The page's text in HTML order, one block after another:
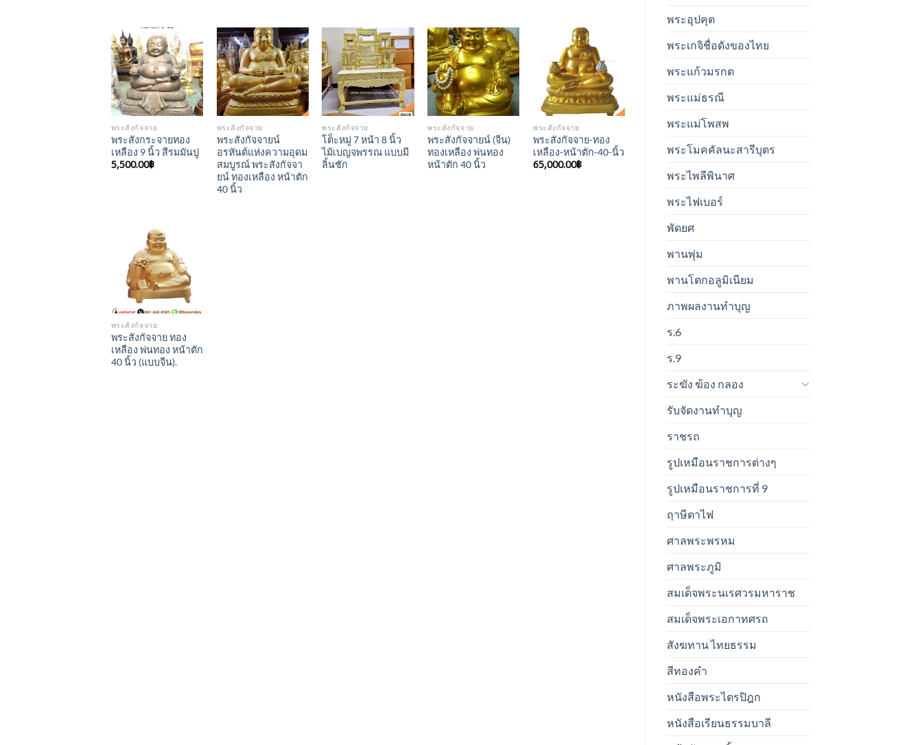
พระอุปคุต
พระเกจิชื่อดังของไทย
พระแก้วมรกต
พระแม่ธรณี
พระแม่โพสพ
พระโมคคัลนะสารีบุตร
พระไพลีพินาศ
พระไฟเบอร์
พัดยศ
พานพุ่ม
พานโตกอลูมิเนียม
ภาพผลงานทำบุญ
ร.6
ร.9
ระฆัง ฆ้อง กลอง
รับจัดงานทำบุญ
ราชรถ
รูปเหมือนราชการต่างๆ
รูปเหมือนราชการที่ 9
ฤาษีตาไฟ
ศาลพระพรหม
ศาลพระภูมิ
สมเด็จพระนเรศวรมหาราช
สมเด็จพระเอกาทศรถ
สังฆทาน ไทยธรรม
สีทองคำ
หนังสือพระไตรปิฎก
หนังสือเรียนธรรมบาลี
Add to
Wishlist
พระสังกัจจาย
พระสังกระจายทอง
เหลือง 9 นิ้ว สีรมมันปู
5,500.00฿
Add to
Wishlist
พระสังกัจจาย
พระสังกัจจายน์
อรหันต์แห่งความอุดม
สมบูรณ์ พระสังกัจจา
ยน์ ทองเหลือง หน้าตัก
40 นิ้ว
Add to
Wishlist
พระสังกัจจาย
โต็ะหมู่ 7 หน้า 8 นิ้ว
ไม้เบญจพรรณ แบบมี
ลิ้นชัก
Add to
Wishlist
พระสังกัจจาย
พระสังกัจจายน์ (จีน)
ทองเหลือง พ่นทอง
หน้าตัก 40 นิ้ว
Add to
Wishlist
พระสังกัจจาย
พระสังกัจจาย-ทอง
เหลือง-หน้าตัก-40-นิ้ว
65,000.00฿
Add to
Wishlist
พระสังกัจจาย
พระสังกัจจาย ทอง
เหลือง พ่นทอง หน้าตัก
40 นิ้ว (แบบจีน).